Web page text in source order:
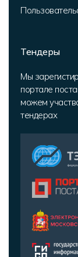
Тендеры
Мы
портале
можем
тендерах